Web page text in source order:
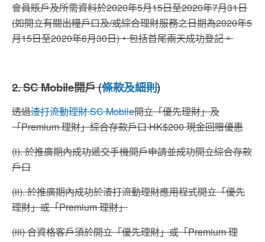
會員賬戶及所需資料於2020年5月15日至2020年7月31日
(如開立有關出糧戶口及/或綜合理財服務之日期為2020年5
月15日至2020年6月30日)，包括首尾兩天成功登記。
2. SC Mobile開戶 (條款及細則)
透過渣打流動理財 SC Mobile開立「優先理財」及
「Premium 理財」綜合存款戶口 HK$200 現金回贈優惠
(i). 於推廣期內成功遞交手機開戶申請並成功開立綜合存款
戶口
(ii). 於推廣期內成功於渣打流動理財應用程式開立「優先
理財」或「Premium 理財」
(iii) 合資格客戶須於開立「優先理財」或「Premium 理